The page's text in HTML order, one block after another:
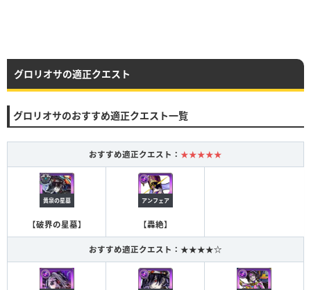
グロリオサの適正クエスト
グロリオサのおすすめ適正クエスト一覧
おすすめ適正クエスト： ★★★★★
黄泉の星墓
【破界の星墓】
アンフェア
【轟絶】
おすすめ適正クエスト：★★★★☆